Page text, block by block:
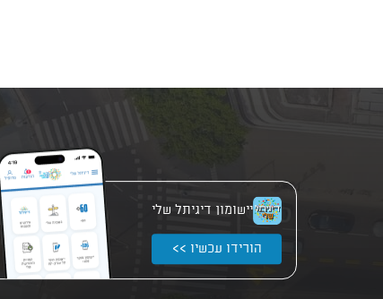
יישומון דיגיתל שלי
הורידו עכשיו >>